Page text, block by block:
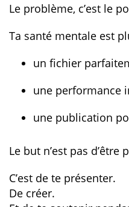
Le problème, c’est le
Ta santé mentale est
un fichier
une performance
une publication
Le but n’est pas d’être
C’est de te présenter.
De créer.